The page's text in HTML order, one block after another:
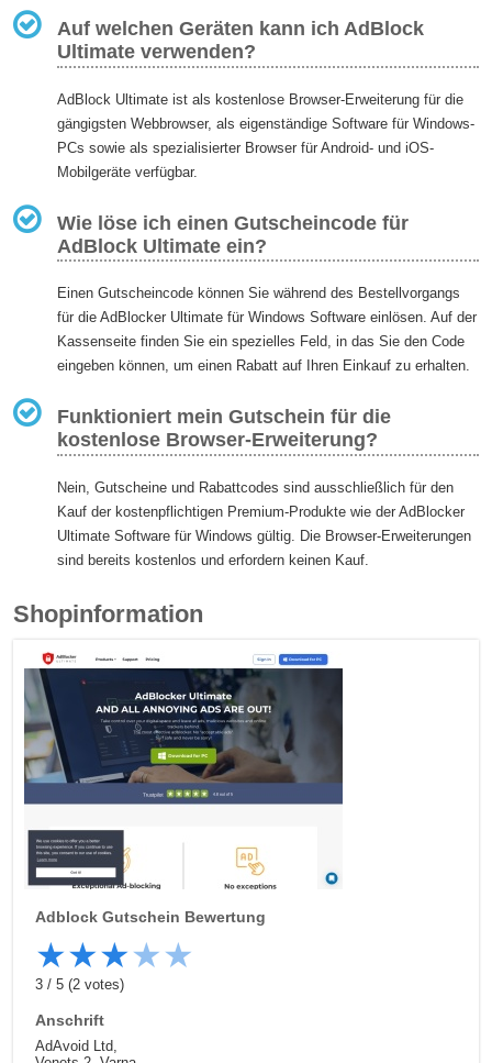
Auf welchen Geräten kann ich AdBlock
Ultimate verwenden?
AdBlock Ultimate ist als kostenlose Browser-Erweiterung für die
gängigsten Webbrowser, als eigenständige Software für Windows-
PCs sowie als spezialisierter Browser für Android- und iOS-
Mobilgeräte verfügbar.
Wie löse ich einen Gutscheincode für
AdBlock Ultimate ein?
Einen Gutscheincode können Sie während des Bestellvorgangs
für die AdBlocker Ultimate für Windows Software einlösen. Auf der
Kassenseite finden Sie ein spezielles Feld, in das Sie den Code
eingeben können, um einen Rabatt auf Ihren Einkauf zu erhalten.
Funktioniert mein Gutschein für die
kostenlose Browser-Erweiterung?
Nein, Gutscheine und Rabattcodes sind ausschließlich für den
Kauf der kostenpflichtigen Premium-Produkte wie der AdBlocker
Ultimate Software für Windows gültig. Die Browser-Erweiterungen
sind bereits kostenlos und erfordern keinen Kauf.
Shopinformation
Adblock Gutschein Bewertung
★★★★★
3/5 (2 votes)
Anschrift
AdAvoid Ltd,